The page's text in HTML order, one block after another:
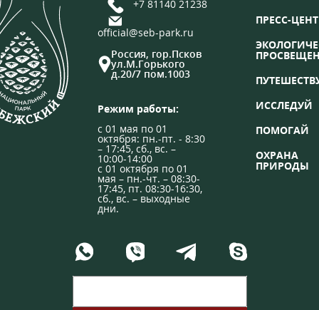
+7 81140 21238
official@seb-park.ru
Россия, гор.Псков
ул.М.Горького
д.20/7 пом.1003
Режим работы:
с 01 мая по 01
октября: пн.-пт. - 8:30
– 17:45, сб., вс. –
10:00-14:00
с 01 октября по 01
мая – пн.-чт. – 08:30-
17:45, пт. 08:30-16:30,
сб., вс. – выходные
дни.
ПРЕСС-
ИССЛЕДУЙ
ПОМОГАЙ
ОХРАНА
ПРИРОДЫ